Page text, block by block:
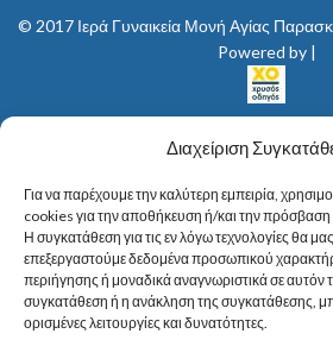
Διαχείριση
Για να παρέχουμε την καλύτερη εμπειρία,
cookies για την αποθήκευση ή/και την
Η συγκατάθεση για τις εν λόγω τεχνολογίες θα
επεξεργαστούμε δεδομένα προσωπικού
περιήγησης ή μοναδικά αναγνωριστικά σε αυτόν
συγκατάθεση ή η ανάκληση της συγκατάθεσης,
ορισμένες λειτουργίες και δυνατότητες.
© 2017 Ιερά Γυναικεία Μονή Αγίας
Powered by |